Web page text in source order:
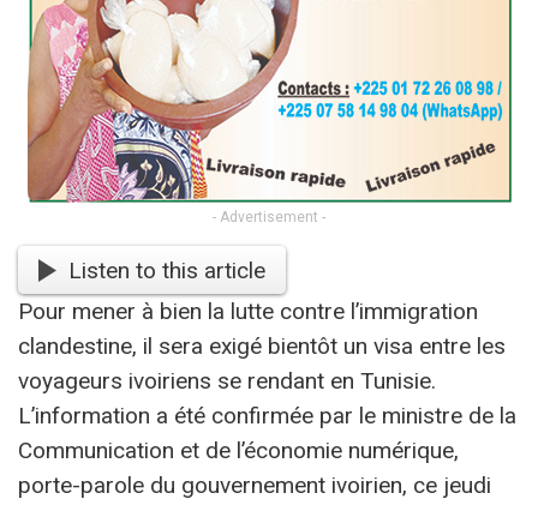
- Advertisement -
Listen to this article
Pour mener à bien la lutte contre l’immigration
clandestine, il sera exigé bientôt un visa entre les
voyageurs ivoiriens se rendant en Tunisie.
L’information a été confirmée par le ministre de la
Communication et de l’économie numérique,
porte-parole du gouvernement ivoirien, ce jeudi